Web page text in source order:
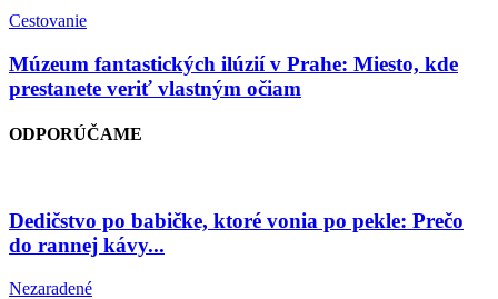
Cestovanie
Múzeum fantastických ilúzií v Prahe: Miesto, kde
prestanete veriť vlastným očiam
ODPORÚČAME
Dedičstvo po babičke, ktoré vonia po pekle: Prečo
do rannej kávy...
Nezaradené